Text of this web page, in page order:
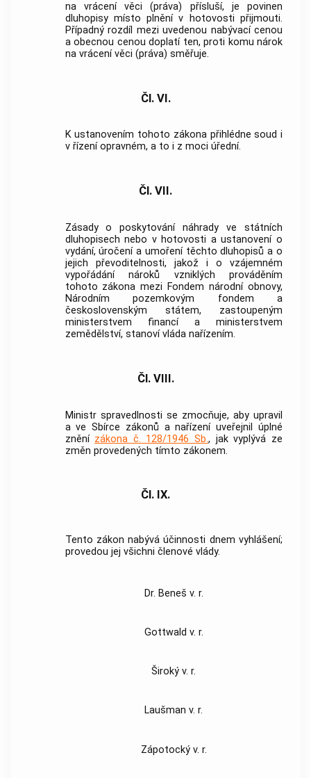
na vrácení věci (práva) přísluší, je povinen
dluhopisy místo plnění v hotovosti přijmouti.
Případný rozdíl mezi uvedenou nabývací cenou
a obecnou cenou doplatí ten, proti komu nárok
na vrácení věci (práva) směřuje.
Čl. VI.
K ustanovením tohoto zákona přihlédne soud i
v řízení opravném, a to i z moci úřední.
Čl. VII.
Zásady o poskytování náhrady ve státních
dluhopisech nebo v hotovosti a ustanovení o
vydání, úročení a umoření těchto dluhopisů a o
jejich převoditelnosti, jakož i o vzájemném
vypořádání nároků vzniklých prováděním
tohoto zákona mezi Fondem národní obnovy,
Národním pozemkovým fondem a
československým státem, zastoupeným
ministerstvem financí a ministerstvem
zemědělství, stanoví vláda nařízením.
Čl. VIII.
Ministr spravedlnosti se zmocňuje, aby upravil
a ve Sbírce zákonů a nařízení uveřejnil úplné
znění zákona č. 128/1946 Sb., jak vyplývá ze
změn provedených tímto zákonem.
Čl. IX.
Tento zákon nabývá účinnosti dnem vyhlášení;
provedou jej všichni členové vlády.
Dr. Beneš v. r.
Gottwald v. r.
Široký v. r.
Laušman v. r.
Zápotocký v. r.